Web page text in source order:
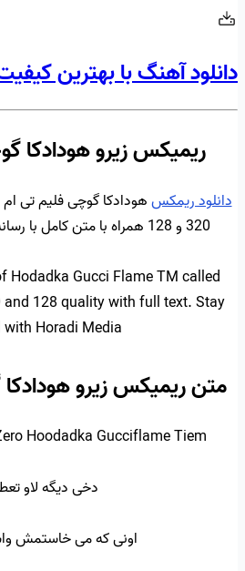
دانلود آهنگ با بهترین
ریمیکس زیرو هودادکا
دانلود ریمکسهودادکا گوچی فلیم تی ام
320 و 128 همراه با متن کامل با رسانه هورادی همراه باشید.
Hodadka Gucci Flame TM called
128 quality with full text. Stay
Horadi Media.
متن ریمیکس زیرو
Hoodadka Gucciflame Tiem
دخی دیگه لاو
اونی که می خاستمش